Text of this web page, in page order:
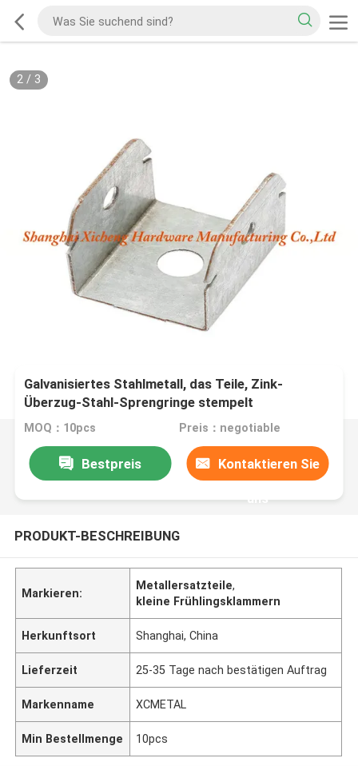
2/ 3
Galvanisiertes Stahlmetall, das Teile, Zink-
Überzug-Stahl-Sprengringe stempelt
MOQ：10pcs Preis：negotiable
Bestpreis Kontaktieren Sie
uns
PRODUKT-BESCHREIBUNG
Markieren:
Metallersatzteile,
kleine Frühlingsklammern
Herkunftsort Shanghai, China
Lieferzeit 25-35 Tage nach bestätigen Auftrag
Markenname XCMETAL
Min Bestellmenge 10pcs